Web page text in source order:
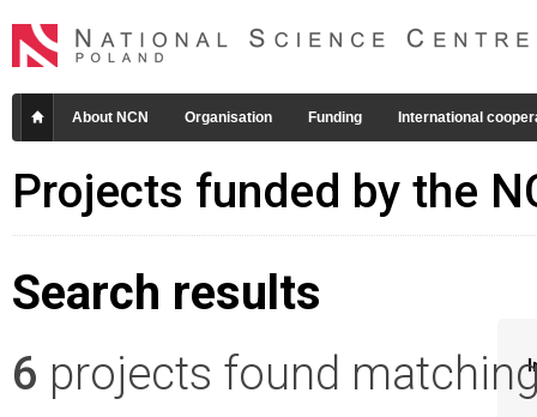
About NCN Organisation Funding International
Projects funded by the
Search results
6 projects found